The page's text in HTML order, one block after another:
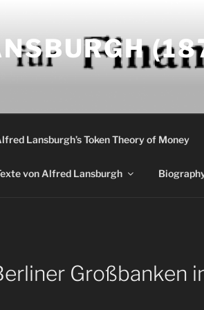
Lansburgh’s Token Theory of Money
von Alfred Lansburgh
Großbanken